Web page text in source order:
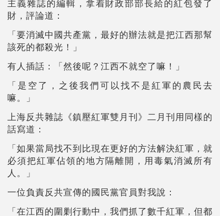
主義雜誌的編輯，拿着財政部部長給的紅包發了
財，評論道：
「要消滅中國共產黨，最好的辦法就是把江西那幫
該死的都殺光！」
有人插話：「然後呢？江西不就空了嘛！」
「是空了，之後我們可以找不是紅軍的農民去
嘛。」
上海反共雜誌《鎮壓紅軍雙月刊》二月刊用同樣的
話寫道：
「如果當局找不到比現在更好的方法解決紅軍，就
必須把紅軍佔領的地方隔離開，用毒氣消滅所有
人。」
一位負責反共宣傳的國民黨官員對我說：
「在江西的圍剿行動中，我們抓了數千紅軍，但都